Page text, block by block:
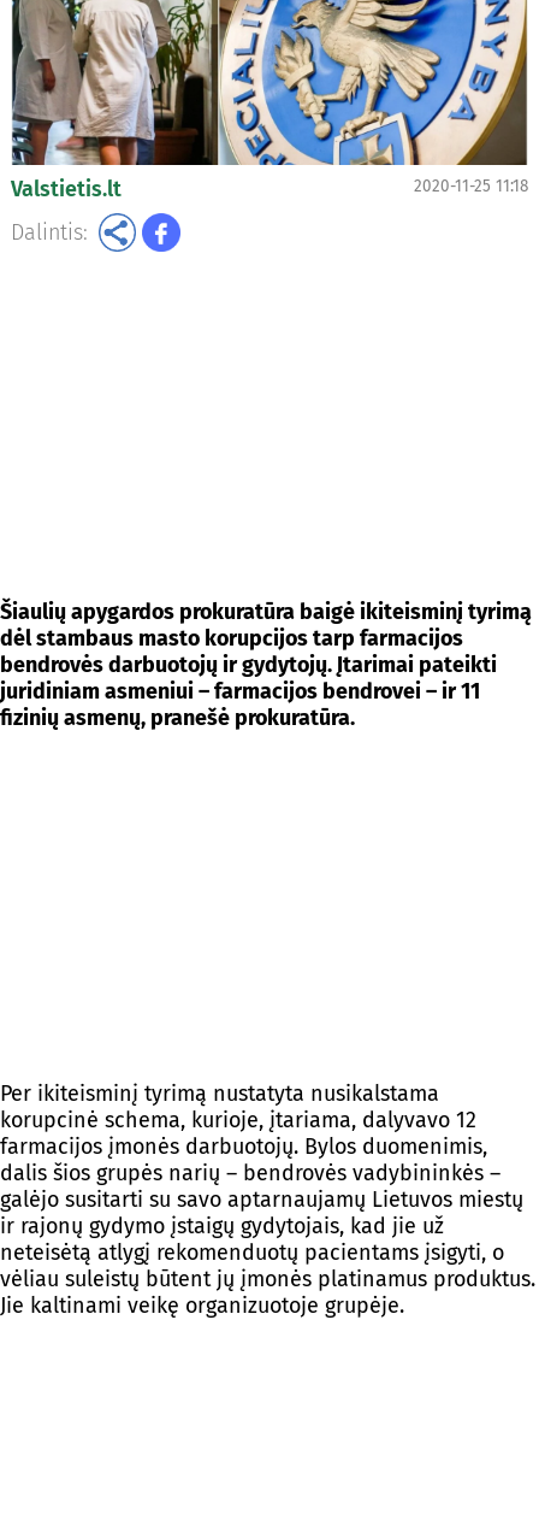
Valstietis.lt 2020-11-25 11:18
Dalintis:
Šiaulių apygardos prokuratūra baigė ikiteisminį tyrimą
dėl stambaus masto korupcijos tarp farmacijos
bendrovės darbuotojų ir gydytojų. Įtarimai pateikti
juridiniam asmeniui – farmacijos bendrovei – ir 11
fizinių asmenų, pranešė prokuratūra.
Per ikiteisminį tyrimą nustatyta nusikalstama
korupcinė schema, kurioje, įtariama, dalyvavo 12
farmacijos įmonės darbuotojų. Bylos duomenimis,
dalis šios grupės narių – bendrovės vadybininkės –
galėjo susitarti su savo aptarnaujamų Lietuvos miestų
ir rajonų gydymo įstaigų gydytojais, kad jie už
neteisėtą atlygį rekomenduotų pacientams įsigyti, o
vėliau suleistų būtent jų įmonės platinamus produktus.
Jie kaltinami veikę organizuotoje grupėje.